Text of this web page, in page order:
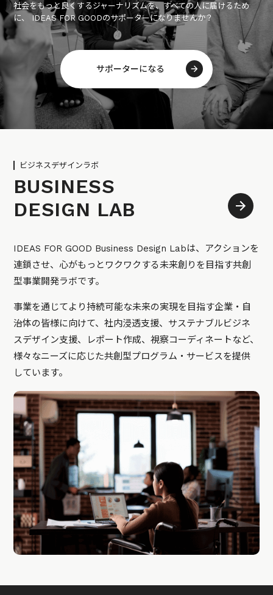
社会をもっと良くするジャーナリズムを、すべての人に届けるため
に、 IDEAS FOR GOODのサポーターになりませんか？
サポーターになる
ビジネスデザインラボ
BUSINESS
DESIGN LAB
IDEAS FOR GOOD Business Design Labは、アクションを
連鎖させ、心がもっとワクワクする未来創りを目指す共創
型事業開発ラボです。
事業を通じてより持続可能な未来の実現を目指す企業・自
治体の皆様に向けて、社内浸透支援、サステナブルビジネ
スデザイン支援、レポート作成、視察コーディネートなど、
様々なニーズに応じた共創型プログラム・サービスを提供
しています。